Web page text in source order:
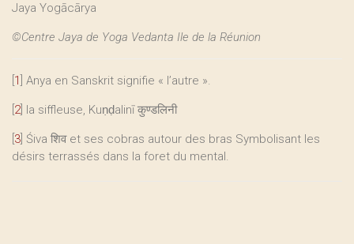
Jaya Yogācārya
©Centre Jaya de Yoga Vedanta Ile de la Réunion
1 Anya en Sanskrit signifie « l’autre ».
2] la siffleuse, Kuṇḍalinī कुण्डलिनी
3 Śiva शिव et ses cobras autour des bras Symbolisant les
désirs terrassés dans la foret du mental.